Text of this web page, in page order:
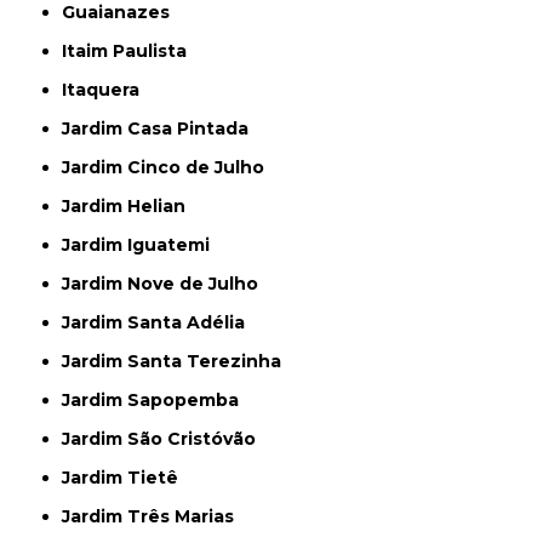
Guaianazes
Itaim Paulista
Itaquera
Jardim Casa Pintada
Jardim Cinco de Julho
Jardim Helian
Jardim Iguatemi
Jardim Nove de Julho
Jardim Santa Adélia
Jardim Santa Terezinha
Jardim Sapopemba
Jardim São Cristóvão
Jardim Tietê
Jardim Três Marias